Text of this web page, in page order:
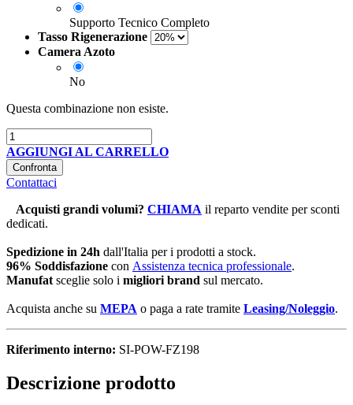
Supporto Tecnico Completo
Tasso Rigenerazione
Camera Azoto
No
Questa combinazione non esiste.
AGGIUNGI AL CARRELLO
Confronta
Contattaci
Acquisti grandi volumi? CHIAMA il reparto vendite per sconti
dedicati.
Spedizione in 24h dall'Italia per i prodotti a stock.
96% Soddisfazione con Assistenza tecnica professionale.
Manufat sceglie solo i migliori brand sul mercato.
Acquista anche su MEPA o paga a rate tramite Leasing/Noleggio.
Riferimento interno: SI-POW-FZ198
Descrizione prodotto